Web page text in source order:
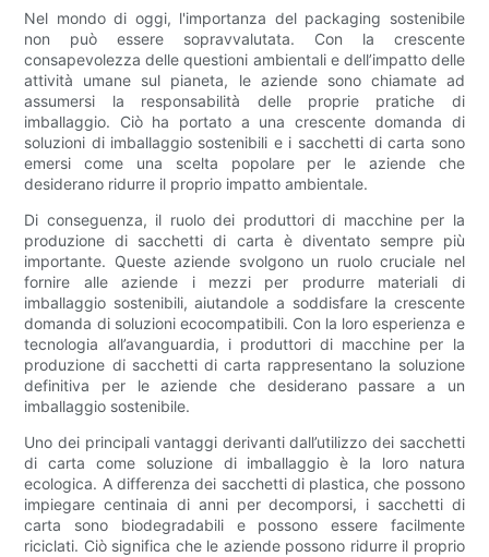
Nel mondo di oggi, l'importanza del packaging sostenibile
non può essere sopravvalutata. Con la crescente
consapevolezza delle questioni ambientali e dell’impatto delle
attività umane sul pianeta, le aziende sono chiamate ad
assumersi la responsabilità delle proprie pratiche di
imballaggio. Ciò ha portato a una crescente domanda di
soluzioni di imballaggio sostenibili e i sacchetti di carta sono
emersi come una scelta popolare per le aziende che
desiderano ridurre il proprio impatto ambientale.
Di conseguenza, il ruolo dei produttori di macchine per la
produzione di sacchetti di carta è diventato sempre più
importante. Queste aziende svolgono un ruolo cruciale nel
fornire alle aziende i mezzi per produrre materiali di
imballaggio sostenibili, aiutandole a soddisfare la crescente
domanda di soluzioni ecocompatibili. Con la loro esperienza e
tecnologia all’avanguardia, i produttori di macchine per la
produzione di sacchetti di carta rappresentano la soluzione
definitiva per le aziende che desiderano passare a un
imballaggio sostenibile.
Uno dei principali vantaggi derivanti dall’utilizzo dei sacchetti
di carta come soluzione di imballaggio è la loro natura
ecologica. A differenza dei sacchetti di plastica, che possono
impiegare centinaia di anni per decomporsi, i sacchetti di
carta sono biodegradabili e possono essere facilmente
riciclati. Ciò significa che le aziende possono ridurre il proprio